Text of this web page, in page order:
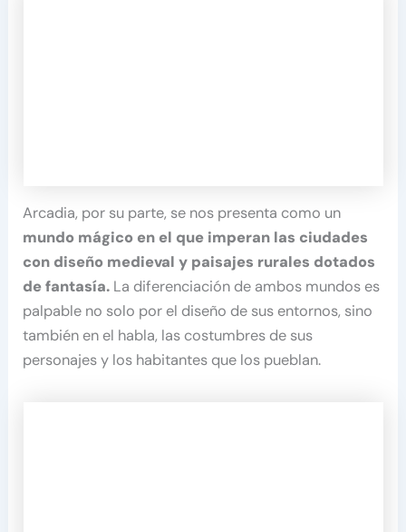
Arcadia, por su parte, se nos presenta como un
mundo mágico en el que imperan las ciudades
con diseño medieval y paisajes rurales dotados
de fantasía. La diferenciación de ambos mundos es
palpable no solo por el diseño de sus entornos, sino
también en el habla, las costumbres de sus
personajes y los habitantes que los pueblan.